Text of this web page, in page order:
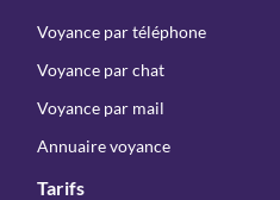
Voyance par téléphone
Voyance par chat
Voyance par mail
Annuaire voyance
Tarifs